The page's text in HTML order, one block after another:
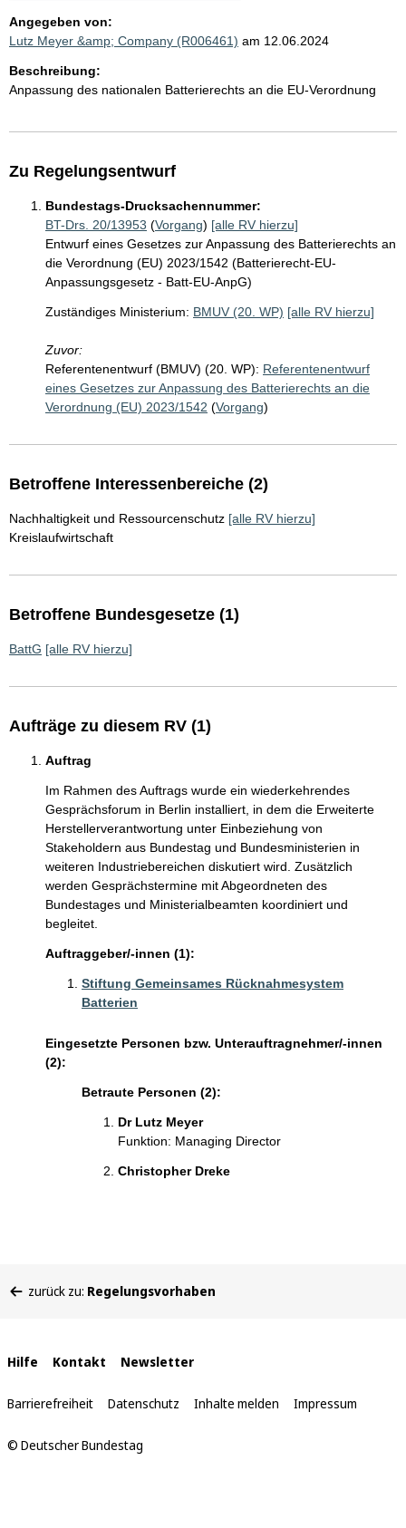
Angegeben von:
Lutz Meyer &amp; Company (R006461) am 12.06.2024
Beschreibung:
Anpassung des nationalen Batterierechts an die EU-Verordnung
Zu Regelungsentwurf
Bundestags-Drucksachennummer:
BT-Drs. 20/13953 (Vorgang) [alle RV hierzu]
Entwurf eines Gesetzes zur Anpassung des Batterierechts an
die Verordnung (EU) 2023/1542 (Batterierecht-EU-
Anpassungsgesetz - Batt-EU-AnpG)
Zuständiges Ministerium: BMUV (20. WP) [alle RV hierzu]
Zuvor:
Referentenentwurf (BMUV) (20. WP): Referentenentwurf
eines Gesetzes zur Anpassung des Batterierechts an die
Verordnung (EU) 2023/1542 (Vorgang)
Betroffene Interessenbereiche (2)
Nachhaltigkeit und Ressourcenschutz [alle RV hierzu]
Kreislaufwirtschaft
Betroffene Bundesgesetze (1)
BattG [alle RV hierzu]
Aufträge zu diesem RV (1)
Auftrag
Im Rahmen des Auftrags wurde ein wiederkehrendes
Gesprächsforum in Berlin installiert, in dem die Erweiterte
Herstellerverantwortung unter Einbeziehung von
Stakeholdern aus Bundestag und Bundesministerien in
weiteren Industriebereichen diskutiert wird. Zusätzlich
werden Gesprächstermine mit Abgeordneten des
Bundestages und Ministerialbeamten koordiniert und
begleitet.
Auftraggeber/-innen (1):
Stiftung Gemeinsames Rücknahmesystem
Batterien
Eingesetzte Personen bzw. Unterauftragnehmer/-innen
(2):
Betraute Personen (2):
Dr Lutz Meyer
Funktion: Managing Director
Christopher Dreke
befinden
zurück zu: Regelungsvorhaben
Interne
Links
Hilfe Kontakt Newsletter
Barrierefreiheit Datenschutz Inhalte melden Impressum
© Deutscher Bundestag